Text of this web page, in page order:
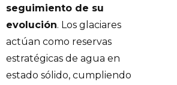
seguimiento de su
evolución. Los glaciares
actúan como reservas
estratégicas de agua en
estado sólido, cumpliendo